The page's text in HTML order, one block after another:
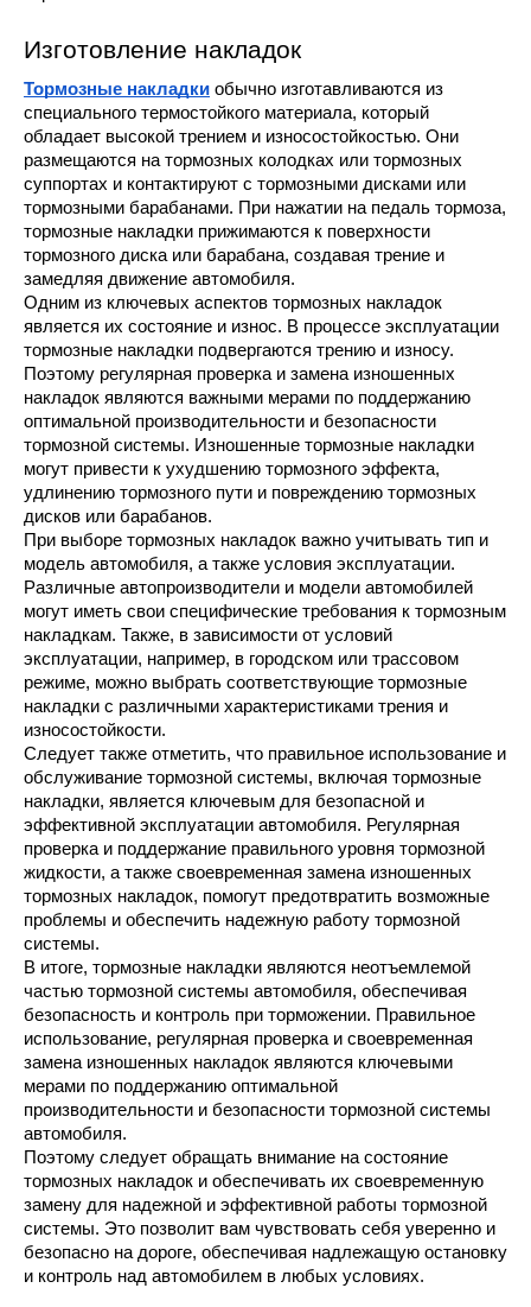
Изготовление накладок
Тормозные накладки обычно изготавливаются из
специального термостойкого материала, который
обладает высокой трением и износостойкостью. Они
размещаются на тормозных колодках или тормозных
суппортах и контактируют с тормозными дисками или
тормозными барабанами. При нажатии на педаль тормоза,
тормозные накладки прижимаются к поверхности
тормозного диска или барабана, создавая трение и
замедляя движение автомобиля.
Одним из ключевых аспектов тормозных накладок
является их состояние и износ. В процессе эксплуатации
тормозные накладки подвергаются трению и износу.
Поэтому регулярная проверка и замена изношенных
накладок являются важными мерами по поддержанию
оптимальной производительности и безопасности
тормозной системы. Изношенные тормозные накладки
могут привести к ухудшению тормозного эффекта,
удлинению тормозного пути и повреждению тормозных
дисков или барабанов.
При выборе тормозных накладок важно учитывать тип и
модель автомобиля, а также условия эксплуатации.
Различные автопроизводители и модели автомобилей
могут иметь свои специфические требования к тормозным
накладкам. Также, в зависимости от условий
эксплуатации, например, в городском или трассовом
режиме, можно выбрать соответствующие тормозные
накладки с различными характеристиками трения и
износостойкости.
Следует также отметить, что правильное использование и
обслуживание тормозной системы, включая тормозные
накладки, является ключевым для безопасной и
эффективной эксплуатации автомобиля. Регулярная
проверка и поддержание правильного уровня тормозной
жидкости, а также своевременная замена изношенных
тормозных накладок, помогут предотвратить возможные
проблемы и обеспечить надежную работу тормозной
системы.
В итоге, тормозные накладки являются неотъемлемой
частью тормозной системы автомобиля, обеспечивая
безопасность и контроль при торможении. Правильное
использование, регулярная проверка и своевременная
замена изношенных накладок являются ключевыми
мерами по поддержанию оптимальной
производительности и безопасности тормозной системы
автомобиля.
Поэтому следует обращать внимание на состояние
тормозных накладок и обеспечивать их своевременную
замену для надежной и эффективной работы тормозной
системы. Это позволит вам чувствовать себя уверенно и
безопасно на дороге, обеспечивая надлежащую остановку
и контроль над автомобилем в любых условиях.